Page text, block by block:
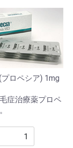
ロペシア) 1mg
症治療薬プロペ